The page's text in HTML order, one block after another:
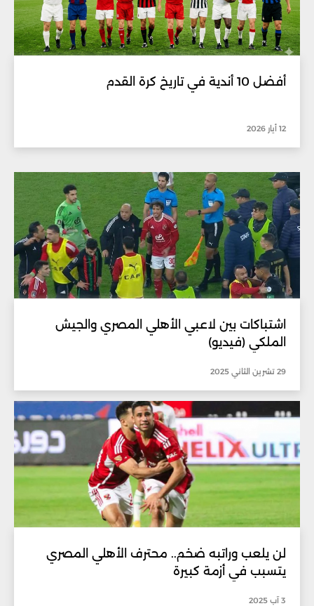
أفضل 10 أندية في تاريخ كرة القدم
12 أيار 2026
اشتباكات بين لاعبي الأهلي المصري والجيش
الملكي (فيديو)
29 تشرين الثاني 2025
لن يلعب وراتبه ضخم.. محترف الأهلي المصري
يتسبب في أزمة كبيرة
3 آب 2025